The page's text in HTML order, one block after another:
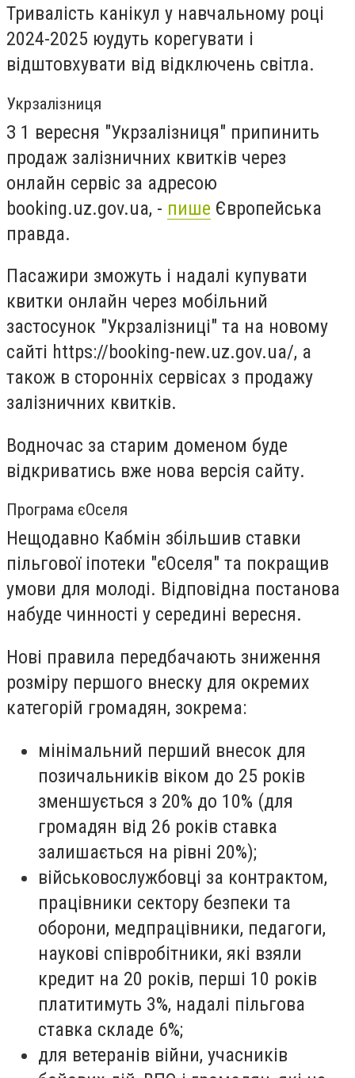
Тривалість канікул у навчальному році
2024-2025 юудуть корегувати і
відштовхувати від відключень світла.
Укрзалізниця
З 1 вересня "Укрзалізниця" припинить
продаж залізничних квитків через
онлайн сервіс за адресою
booking.uz.gov.ua, - пише Європейська
правда.
Пасажири зможуть і надалі купувати
квитки онлайн через мобільний
застосунок "Укрзалізниці" та на новому
сайті https://booking-new.uz.gov.ua/, а
також в сторонніх сервісах з продажу
залізничних квитків.
Водночас за старим доменом буде
відкриватись вже нова версія сайту.
Програма єОселя
Нещодавно Кабмін збільшив ставки
пільгової іпотеки "єОселя" та покращив
умови для молоді. Відповідна постанова
набуде чинності у середині вересня.
Нові правила передбачають зниження
розміру першого внеску для окремих
категорій громадян, зокрема:
мінімальний перший внесок для
позичальників віком до 25 років
зменшується з 20% до 10% (для
громадян від 26 років ставка
залишається на рівні 20%);
військовослужбовці за контрактом,
працівники сектору безпеки та
оборони, медпрацівники, педагоги,
наукові співробітники, які взяли
кредит на 20 років, перші 10 років
платитимуть 3%, надалі пільгова
ставка складе 6%;
для ветеранів війни, учасників